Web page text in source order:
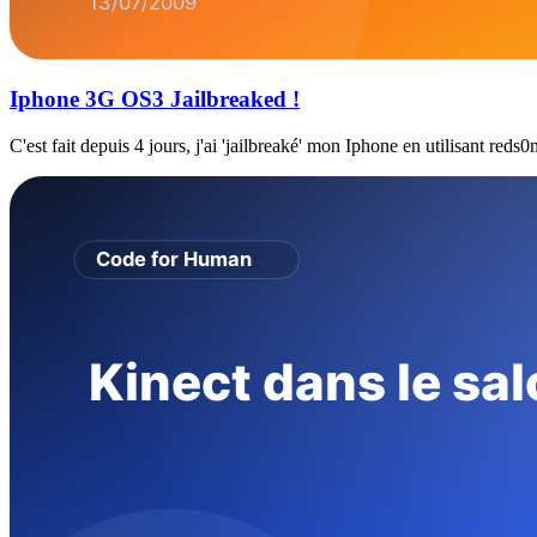
Iphone 3G OS3 Jailbreaked !
C'est fait depuis 4 jours, j'ai 'jailbreaké' mon Iphone en utilisant